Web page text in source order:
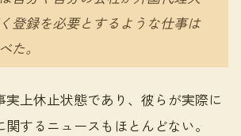
登録を必要とするような仕事は
た。
実上休止状態であり、彼らが実際に
するニュースもほとんどない。